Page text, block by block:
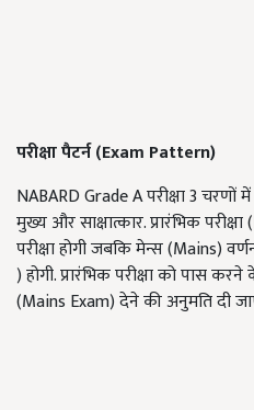
परीक्षा पैटर्न (Exam Pattern)
NABARD Grade A परीक्षा 3 चरणों
मुख्य और साक्षात्कार. प्रारंभिक
परीक्षा होगी जबकि मेन्स (Mains)
) होगी. प्रारंभिक परीक्षा को पास
(Mains Exam) देने की अनुमति दी